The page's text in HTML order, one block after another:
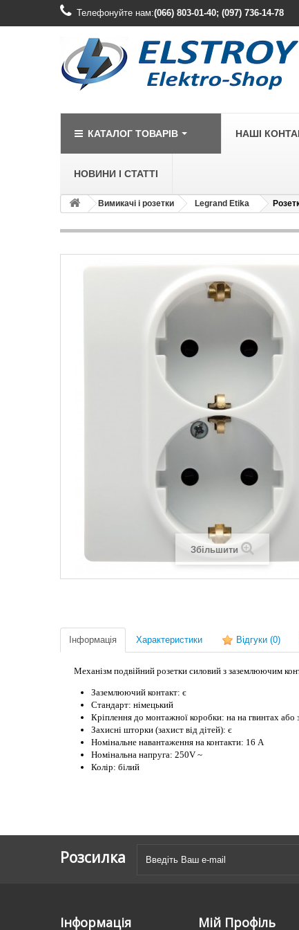
Телефонуйте нам:(066) 803-01-40; (097) 736-14-78
КАТАЛОГ ТОВАРІВ
LEGRAND
Legrand Etika
Legrand
Legrand
Legrand
НАШІ
НОВИНИ І СТАТТІ
Вимикачі і розетки Legrand Etika
Збільшити
Інформація Характеристики Відгуки (0)
Механізм подвійний розетки силовий з заземлюючим
Заземлюючий контакт: є
Стандарт: німецький
Кріплення до монтажної коробки: на на гвинтах або
Захисні шторки (захист від дітей): є
Номінальне навантаження на контакти: 16 А
Номінальна напруга: 250V ~
Колір: білий
Розсилка
Інформація Мій Профіль